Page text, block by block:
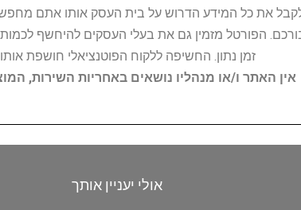
את כל המידע הדרוש על בית העסק אותו אתם
הפורטל מזמין גם את בעלי העסקים להיחשף
זמן נתון. החשיפה ללקוח הפוטנציאלי חושפת
אין האתר ו/או מנהליו נושאים באחריות השירות,
אולי יעניין אותך